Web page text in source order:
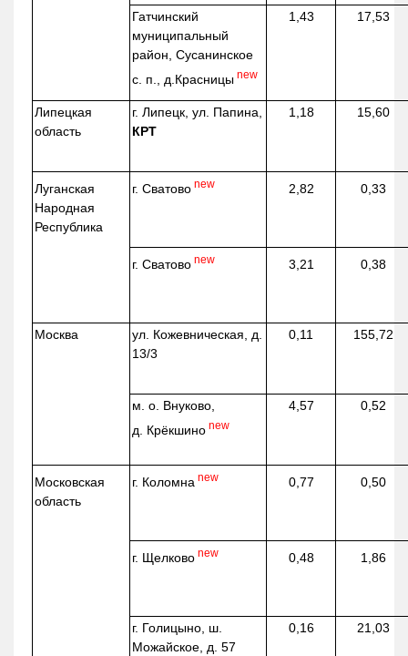
Гатчинский
муниципальный
район, Сусанинское
с. п., д.Красницы new
1,43 17,53
Липецкая
область
г. Липецк, ул. Папина,
КРТ
1,18 15,60
Луганская
Народная
Республика
г. Сватово new 2,82 0,33
г. Сватово new 3,21 0,38
Москва ул. Кожевническая, д.
13/3
0,11 155,72
м. о. Внуково,
д. Крёкшино new
4,57 0,52
Московская
область
г. Коломна new 0,77 0,50
г. Щелково new 0,48 1,86
г. Голицыно, ш.
Можайское, д. 57
0,16 21,03